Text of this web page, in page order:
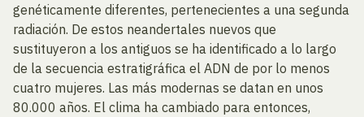
genéticamente diferentes, pertenecientes a una segunda
radiación. De estos neandertales nuevos que
sustituyeron a los antiguos se ha identificado a lo largo
de la secuencia estratigráfica el ADN de por lo menos
cuatro mujeres. Las más modernas se datan en unos
80.000 años. El clima ha cambiado para entonces,